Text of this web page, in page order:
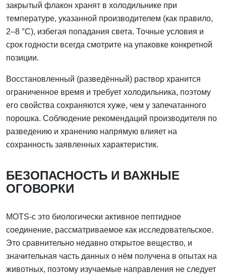
закрытый флакон хранят в холодильнике при
температуре, указанной производителем (как правило,
2–8 °C), избегая попадания света. Точные условия и
срок годности всегда смотрите на упаковке конкретной
позиции.
Восстановленный (разведённый) раствор хранится
ограниченное время и требует холодильника, поэтому
его свойства сохраняются хуже, чем у запечатанного
порошка. Соблюдение рекомендаций производителя по
разведению и хранению напрямую влияет на
сохранность заявленных характеристик.
БЕЗОПАСНОСТЬ И ВАЖНЫЕ
ОГОВОРКИ
MOTS-c это биологически активное пептидное
соединение, рассматриваемое как исследовательское.
Это сравнительно недавно открытое вещество, и
значительная часть данных о нём получена в опытах на
животных, поэтому изучаемые направления не следует